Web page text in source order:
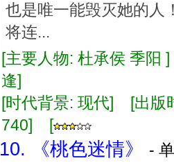
也是唯一能毁灭她的人
将连...
[主要人物: 杜承侯 季
逢]
[时代背景: 现代] [出
740] [
10. 《桃色迷情》
-